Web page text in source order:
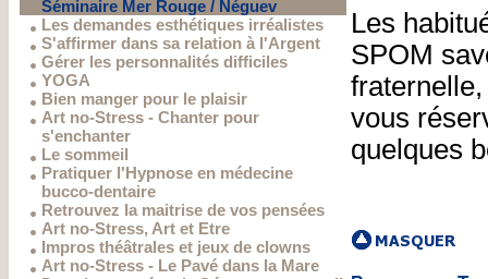
Séminaire Mer Rouge / Néguev
Les demandes esthétiques irréalistes
S'affirmer dans sa relation à l'Argent
Gérer les personnalités difficiles
YOGA
Bien manger pour le plaisir
Art no-Stress - Chanter pour
s'enchanter
Le sommeil
Pratiquer l'Hypnose en médecine
bucco-dentaire
Retrouvez la maitrise de vos pensées
Art no-Stress, Art et Etre
Impros théâtrales et jeux de clowns
Art no-Stress - Le Pavé dans la Mare
Les
SPOM
vous
quelques